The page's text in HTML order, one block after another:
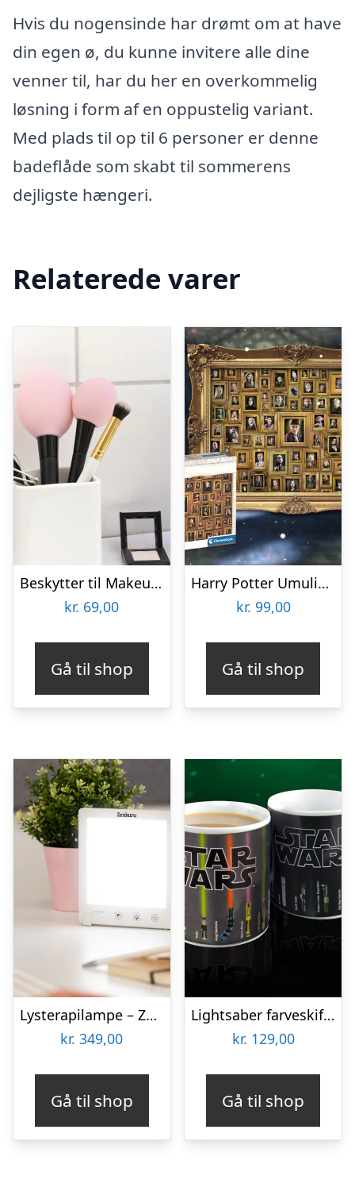
Hvis du nogensinde har drømt om at have
din egen ø, du kunne invitere alle dine
venner til, har du her en overkommelig
løsning i form af en oppustelig variant.
Med plads til op til 6 personer er denne
badeflåde som skabt til sommerens
dejligste hængeri.
Relaterede varer
Beskytter til Makeupbørster 3-pak
kr. 69,00
Gå til shop
Harry Potter Umulig Puslespil
kr. 99,00
Gå til shop
Lysterapilampe – Zenkuru
kr. 349,00
Gå til shop
Lightsaber farveskiftende krus
kr. 129,00
Gå til shop